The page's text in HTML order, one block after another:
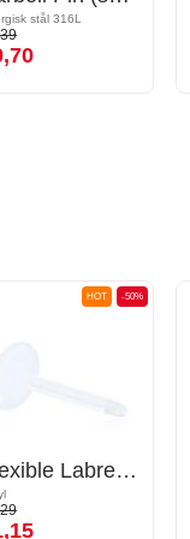
stål 316L
-50%
HOT
Flexible Labret Pin (acrylic, various colours)